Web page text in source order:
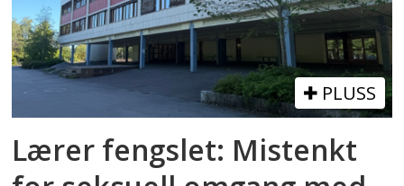
PLUSS
Lærer fengslet: Mistenkt